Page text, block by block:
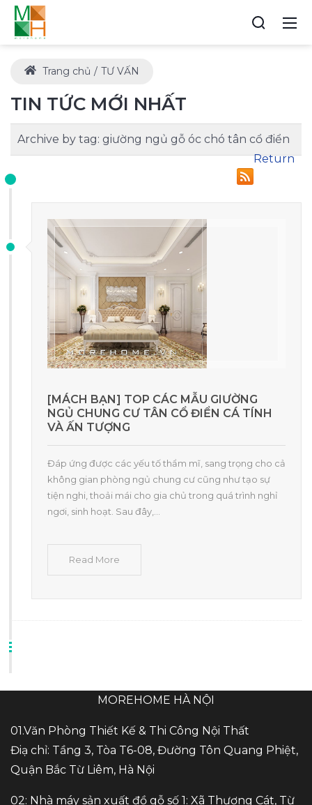
Trang chủ TƯ VẤN
TIN TỨC MỚI NHẤT
Archive by tag: giường ngủ gỗ óc chó tân cổ điển
Return
[MÁCH BẠN] TOP CÁC MẪU GIƯỜNG
NGỦ CHUNG CƯ TÂN CỔ ĐIỂN CÁ TÍNH
VÀ ẤN TƯỢNG
Đáp ứng được các yếu tố thẩm mĩ, sang trọng cho cả
không gian phòng ngủ chung cư cũng như tạo sự
tiện nghi, thoải mái cho gia chủ trong quá trình nghỉ
ngơi, sinh hoạt. Sau đây,...
Read More
MOREHOME HÀ NỘI
01.Văn Phòng Thiết Kế & Thi Công Nội Thất
Điạ chỉ: Tầng 3, Tòa T6-08, Đường Tôn Quang Phiệt,
Quận Bắc Từ Liêm, Hà Nội
02: Nhà máy sản xuất đồ gỗ số 1: Xã Thượng Cát, Từ